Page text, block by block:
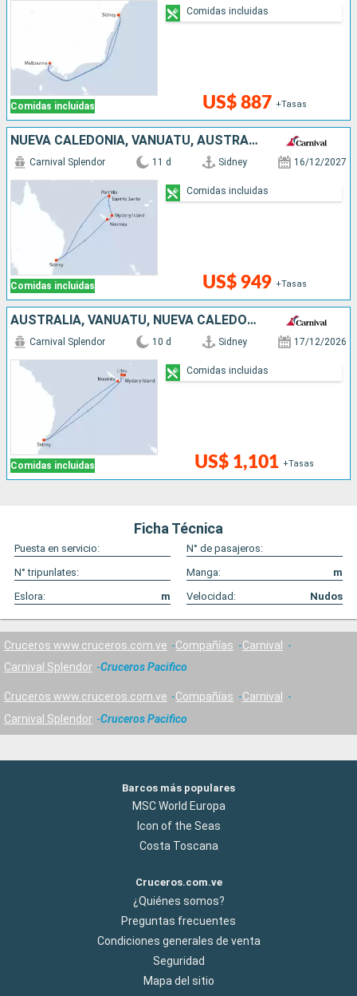
Comidas incluidas US$ 887 +Tasas
Comidas incluidas
NUEVA CALEDONIA, VANUATU, AUSTRALIA
Comidas incluidas
Carnival Splendor 11 d Sidney 16/12/2027
US$ 949 +Tasas
Comidas incluidas
AUSTRALIA, VANUATU, NUEVA CALEDONIA
Comidas incluidas
Carnival Splendor 10 d Sidney 17/12/2026
US$ 1,101 +Tasas
Comidas incluidas
Ficha Técnica
Puesta en servicio:
N° de pasajeros:
N° tripunlates:
Manga:
m
Eslora:
m Velocidad: Nudos
Cruceros www.cruceros.com.ve Compañías
Carnival
Carnival Splendor
Cruceros Pacifico
Cruceros www.cruceros.com.ve Compañías
Carnival
Carnival Splendor
Cruceros Pacifico
Barcos más populares
MSC World Europa
Icon of the Seas
Costa Toscana
Cruceros.com.ve
¿Quiénes somos?
Preguntas frecuentes
Condiciones generales de venta
Seguridad
Mapa del sitio